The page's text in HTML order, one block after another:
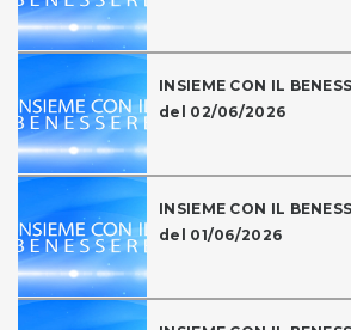
INSIEME CON IL
del 02/06/2026
INSIEME CON IL
del 01/06/2026